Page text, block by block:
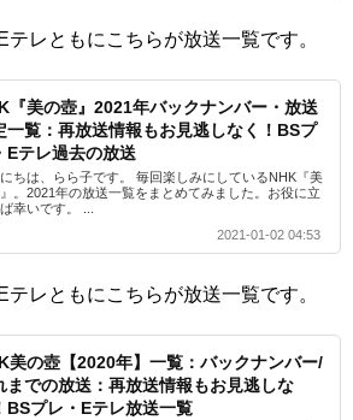
レともにこちらが放送一覧です。
『美の壺』2021年バックナンバー・放送
一覧：再放送情報もお見逃しなく！BSプ
Eテレ過去の放送
ちは、らら子です。 毎回楽しみにしているNHK『美
。2021年の放送一覧をまとめてみました。お役に立
幸いです。 ...
2021-01-02 04:53
レともにこちらが放送一覧です。
美の壺【2020年】一覧：バックナンバー/
までの放送：再放送情報もお見逃しな
BSプレ・Eテレ放送一覧